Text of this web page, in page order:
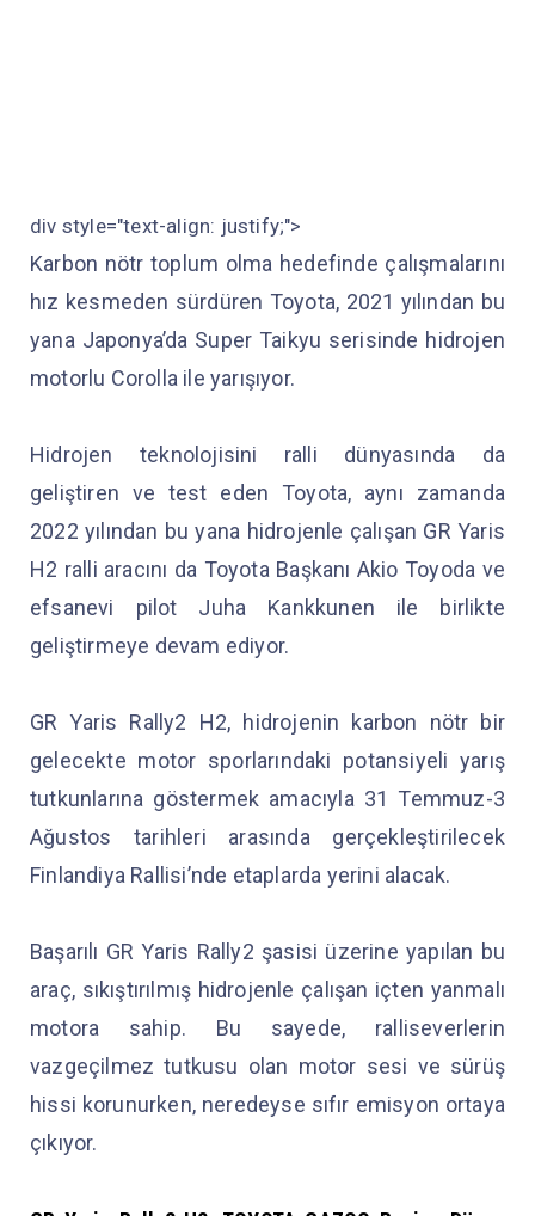
div style="text-align: justify;">
Karbon nötr toplum olma hedefinde çalışmalarını
hız kesmeden sürdüren Toyota, 2021 yılından bu
yana Japonya’da Super Taikyu serisinde hidrojen
motorlu Corolla ile yarışıyor.
Hidrojen teknolojisini ralli dünyasında da
geliştiren ve test eden Toyota, aynı zamanda
2022 yılından bu yana hidrojenle çalışan GR Yaris
H2 ralli aracını da Toyota Başkanı Akio Toyoda ve
efsanevi pilot Juha Kankkunen ile birlikte
geliştirmeye devam ediyor.
GR Yaris Rally2 H2, hidrojenin karbon nötr bir
gelecekte motor sporlarındaki potansiyeli yarış
tutkunlarına göstermek amacıyla 31 Temmuz-3
Ağustos tarihleri arasında gerçekleştirilecek
Finlandiya Rallisi’nde etaplarda yerini alacak.
Başarılı GR Yaris Rally2 şasisi üzerine yapılan bu
araç, sıkıştırılmış hidrojenle çalışan içten yanmalı
motora sahip. Bu sayede, ralliseverlerin
vazgeçilmez tutkusu olan motor sesi ve sürüş
hissi korunurken, neredeyse sıfır emisyon ortaya
çıkıyor.